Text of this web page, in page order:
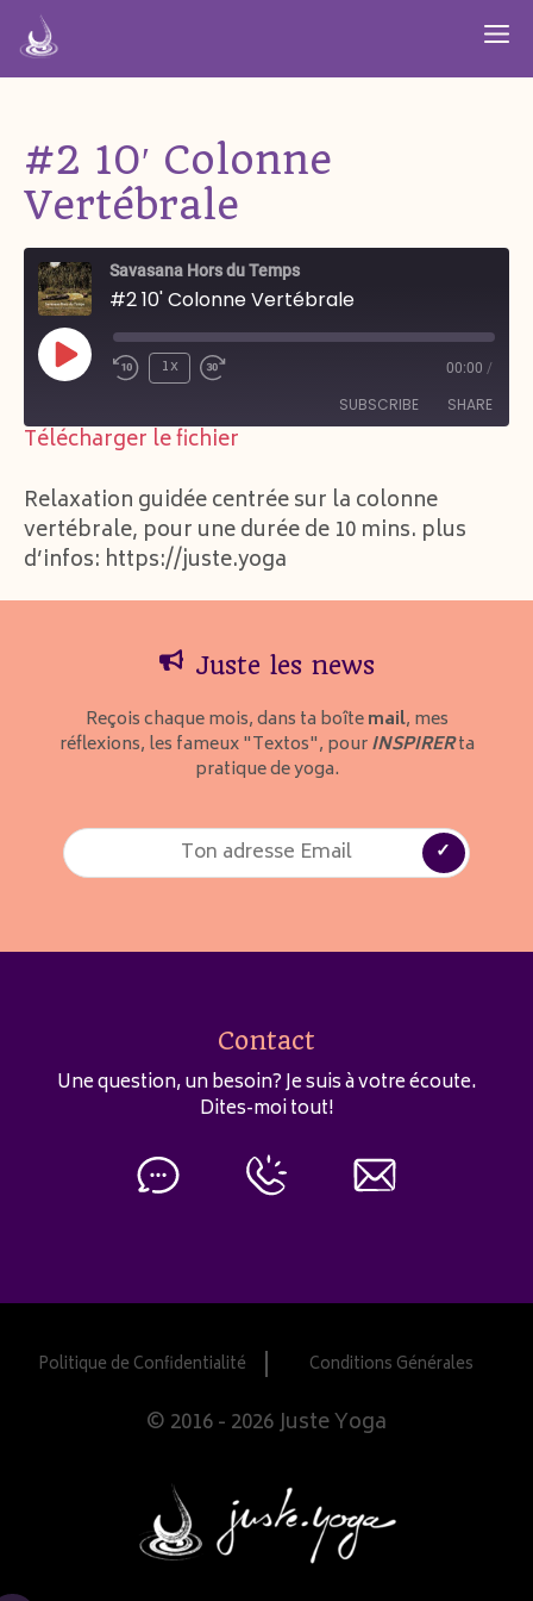
Aller
au
contenu
#2 10′ Colonne
Vertébrale
Savasana Hors du Temps
#2 10' Colonne Vertébrale
Play
1x 00:00 /
SUBSCRIBE SHARE
RSS FEED
LINK
Télécharger le fichier
Relaxation guidée centrée sur la colonne
vertébrale, pour une durée de 10 mins. plus
d’infos: https://juste.yoga
Juste les news
Reçois chaque mois, dans ta boîtemail, mes
réflexions, les fameux "Textos", pourINSPIRERta
pratique de yoga.
Contact
Une question, un besoin? Je suis à votre écoute.
Dites-moi tout!
Politique de Confidentialité Conditions Générales
© 2016 - 2026 Juste Yoga